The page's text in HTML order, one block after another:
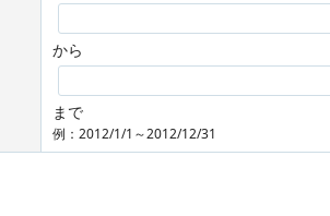
から
まで
例：2012/1/1～2012/12/31